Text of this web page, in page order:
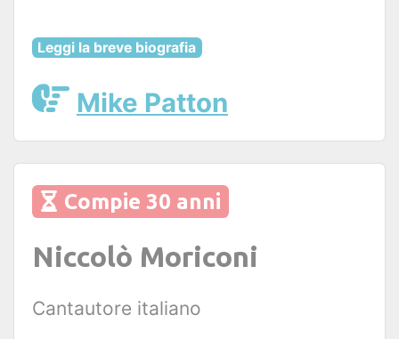
Leggi la breve biografia
Mike Patton
Compie 30 anni
Niccolò Moriconi
Cantautore italiano